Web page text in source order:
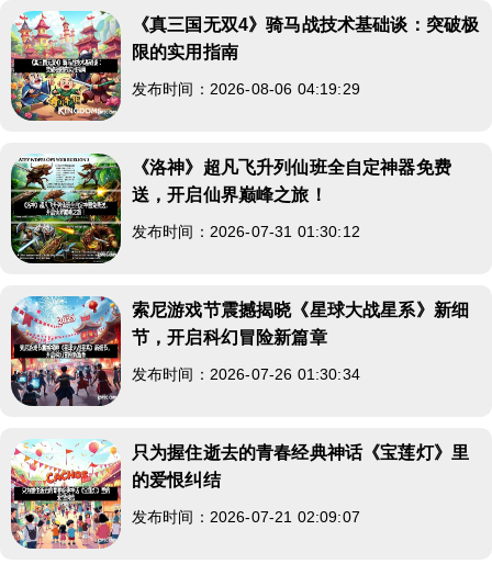
《真三国无双4》骑马战技术基础谈：突破极
限的实用指南
发布时间：2026-08-06 04:19:29
《洛神》超凡飞升列仙班全自定神器免费
送，开启仙界巅峰之旅！
发布时间：2026-07-31 01:30:12
索尼游戏节震撼揭晓《星球大战星系》新细
节，开启科幻冒险新篇章
发布时间：2026-07-26 01:30:34
只为握住逝去的青春经典神话《宝莲灯》里
的爱恨纠结
发布时间：2026-07-21 02:09:07